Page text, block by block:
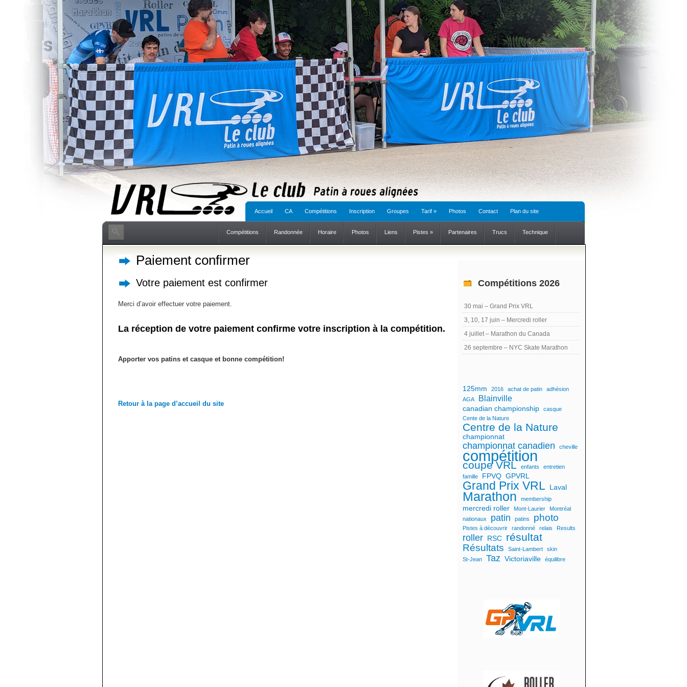
Accueil CA Compétitions Inscription Groupes Tarif » Photos Contact Plan du site
Compétitions Randonnée Horaire Photos Liens Pistes » Partenaires Trucs Technique
Paiement confirmer
Votre paiement est confirmer
Merci d’avoir effectuer votre paiement.
La réception de votre paiement confirme votre inscription à la compétition.
Apporter vos patins et casque et bonne compétition!
Retour à la page d’accueil du site
Compétitions 2026
30 mai – Grand Prix VRL
3, 10, 17 juin – Mercredi roller
4 juillet – Marathon du Canada
26 septembre – NYC Skate Marathon
125mm 2016 achat de patin
adhésion
AGA
Blainville
canadian championship
casque
Cente de la Nature
Centre de la Nature
championnat
championnat canadien cheville
compétition
coupe VRL enfants
entretien
famille
FPVQ GPVRL
Grand Prix VRL Laval
Marathon membership
mercredi roller Mont-Laurier
Montréal
nationaux
patin patins photo
Pistes à découvrir randonné relais Results
roller RSC résultat
Résultats Saint-Lambert
skin
St-Jean
Taz Victoriaville équilibre